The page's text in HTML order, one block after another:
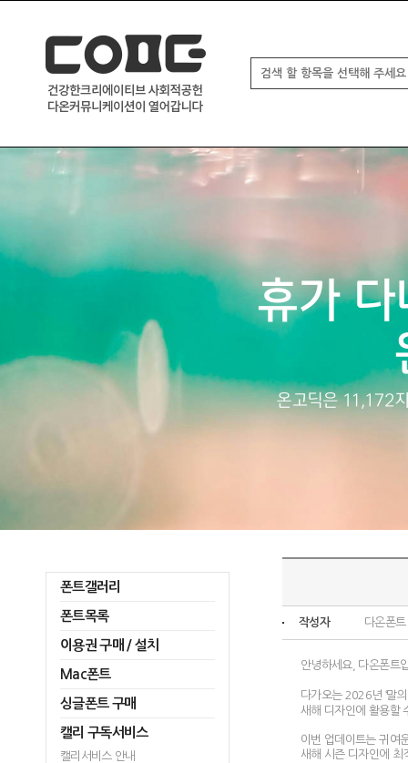
폰트갤러리
폰트목록
이용권 구매 / 설치
Mac폰트
싱글폰트 구매
캘리 구독서비스
캘리서비스 안내
작성자 다온폰트
안녕하세요, 다온폰트
다가오는 2026년 ‘말
새해 디자인에 활용할
이번 업데이트는 귀여
새해 시즌 디자인에 최